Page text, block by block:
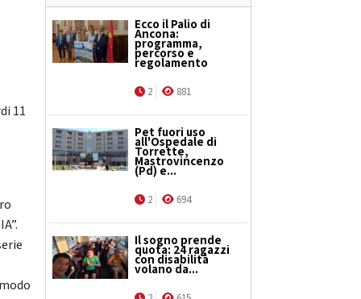
11
Ecco il Palio di
Ancona:
programma,
percorso e
regolamento
2 881
Pet fuori uso
all'Ospedale di
Torrette,
Mastrovincenzo
(Pd) e...
2 694
Il sogno prende
quota: 24 ragazzi
con disabilità
volano da...